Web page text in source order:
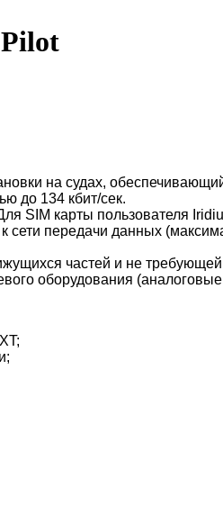
на судах,
до 134 кбит/сек.
SIM карты пользователя
передачи данных
частей и не
оборудования